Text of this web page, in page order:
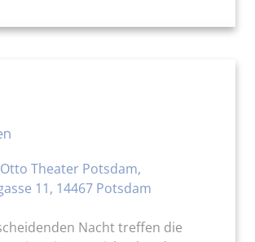
Theater Potsdam,
11, 14467 Potsdam
Nacht treffen die